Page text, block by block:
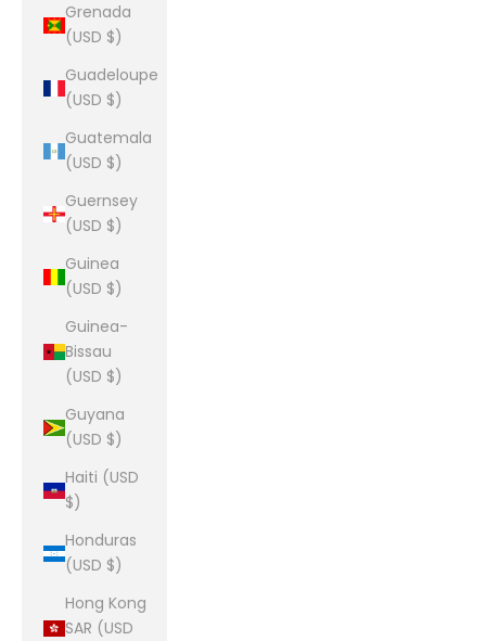
Grenada
(USD $)
Guadeloupe
(USD $)
Guatemala
(USD $)
Guernsey
(USD $)
Guinea
(USD $)
Guinea-
Bissau
(USD $)
Guyana
(USD $)
Haiti (USD
$)
Honduras
(USD $)
Hong Kong
SAR (USD